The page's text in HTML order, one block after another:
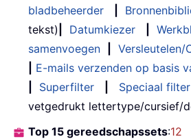
bladbeheerder
tekst)
Datumkiezer
samenvoegen
Versleutelen/
E-mails verzenden op basis
Superfilter Speciaal filter
vetgedrukt lettertype/cursief/
Top 15 gereedschapssets:12